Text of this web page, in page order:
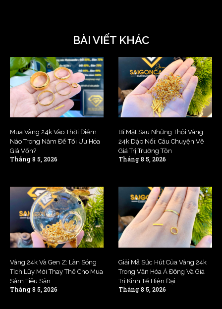
BÀI VIẾT KHÁC
Mua Vàng 24k Vào Thời Điểm
Nào Trong Năm Để Tối Ưu Hóa
Giá Vốn?
Tháng 8 5, 2026
Bí Mật Sau Những Thỏi Vàng
24k Dập Nổi: Câu Chuyện Về
Giá Trị Trường Tồn
Tháng 8 5, 2026
Vàng 24k Và Gen Z: Làn Sóng
Tích Lũy Mới Thay Thế Cho Mua
Sắm Tiêu Sản
Tháng 8 5, 2026
Giải Mã Sức Hút Của Vàng 24k
Trong Văn Hóa Á Đông Và Giá
Trị Kinh Tế Hiện Đại
Tháng 8 5, 2026